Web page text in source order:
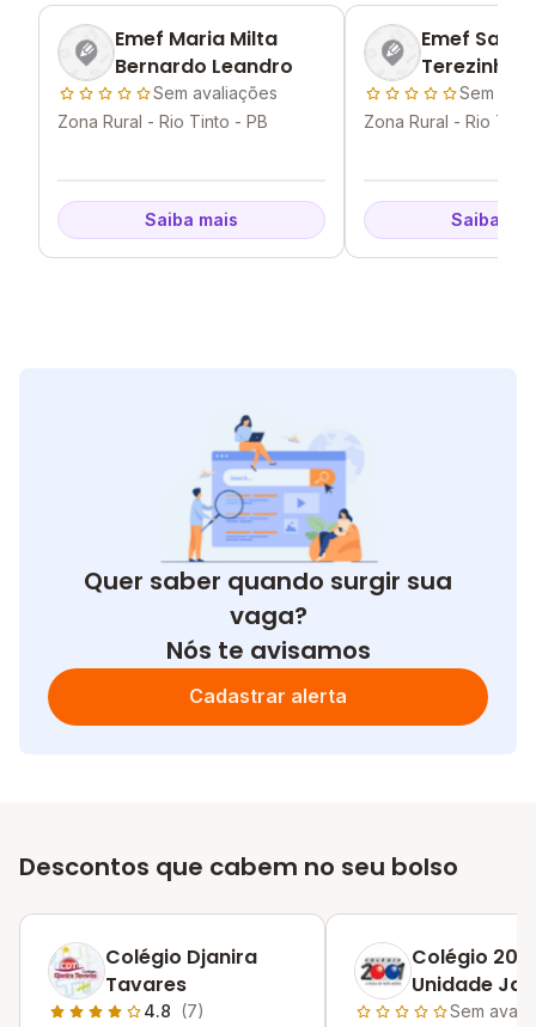
Emef Maria Milta
Bernardo Leandro
Sem avaliações
Zona Rural - Rio Tinto - PB
Saiba mais
Emef Santa
Terezinha
Sem
Zona Rural - Rio
Saiba
Quer saber quando surgir sua
vaga?
Nós te avisamos
Cadastrar alerta
Descontos que cabem no seu bolso
Colégio Djanira
Tavares
4.8 (7)
Colégio
Unidade
São Paulo
Sem